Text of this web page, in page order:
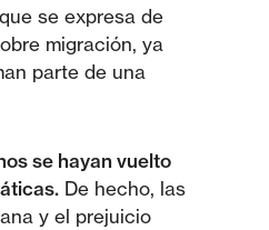
se expresa de
migración, ya
parte de una
se hayan vuelto
De hecho, las
y el prejuicio